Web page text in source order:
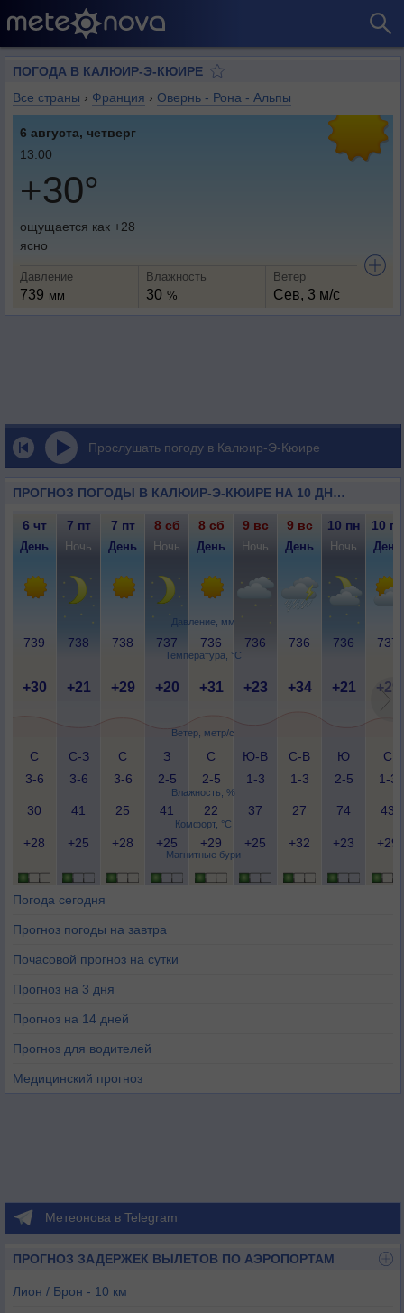
ПОГОДА В КАЛЮИР-Э-КЮИРЕ
Все страны › Франция › Овернь - Рона - Альпы
6 августа, четверг
13:00
+30°
ощущается как +28
ясно
Давление
739 мм
Влажность
30 %
Ветер
Сев, 3 м/с
Прослушать погоду в Калюир-Э-Кюире
ПРОГНОЗ ПОГОДЫ В КАЛЮИР-Э-КЮИРЕ НА 10 ДНЕЙ
Давление, мм
Температура, °C
Ветер, метр/с
Влажность, %
Комфорт, °C
Магнитные бури
6 чт 7 пт 7 пт 8 сб 8 сб 9 вс 9 вс 10 пн 10 пн
День Ночь День Ночь День Ночь День Ночь День
739 738 738 737 736 736 736 736 737
+30 +21 +29 +20 +31 +23 +34 +21 +29
С
3-6
С-З
3-6
С
3-6
З
2-5
С
2-5
Ю-В
1-3
С-В
1-3
Ю
2-5
С
1-3
30 41 25 41 22 37 27 74 43
+28 +25 +28 +25 +29 +25 +32 +23 +29
Погода сегодня
Прогноз погоды на завтра
Почасовой прогноз на сутки
Прогноз на 3 дня
Прогноз на 14 дней
Прогноз для водителей
Медицинский прогноз
Метеонова в Telegram
ПРОГНОЗ ЗАДЕРЖЕК ВЫЛЕТОВ ПО АЭРОПОРТАМ
Лион / Брон - 10 км